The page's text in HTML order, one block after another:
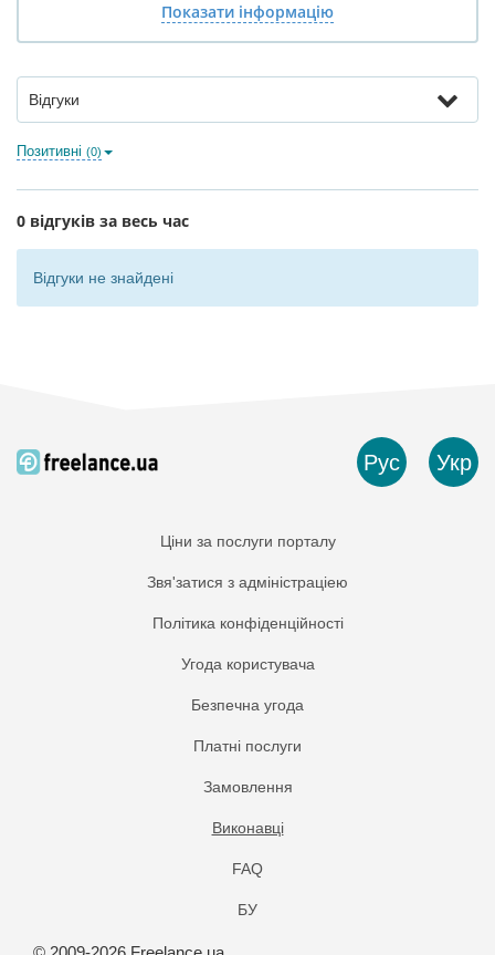
Показати інформацію
Відгуки
Позитивні (0)
0 відгуків за весь час
Відгуки не знайдені
Рус Укр
Ціни за послуги порталу
Звя'затися з адміністраціею
Політика конфіденційності
Угода користувача
Безпечна угода
Платнi послуги
Замовлення
Виконавці
FAQ
БУ